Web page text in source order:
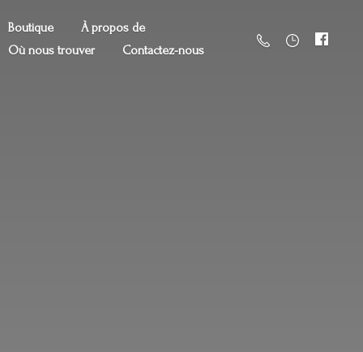
Boutique
À propos de
Où nous trouver
Contactez-nous